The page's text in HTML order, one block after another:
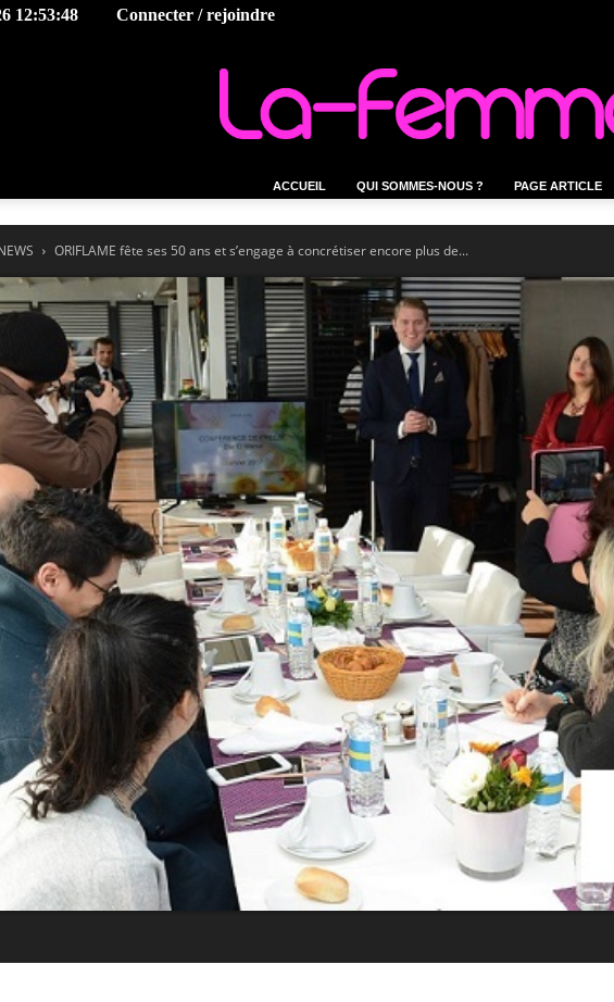
12:53:48 Connecter / rejoindre
femme.tn
ACCUEIL QUI SOMMES-NOUS ? PAGE ARTICLE
ORIFLAME fête ses 50 ans et s’engage à concrétiser encore plus de...